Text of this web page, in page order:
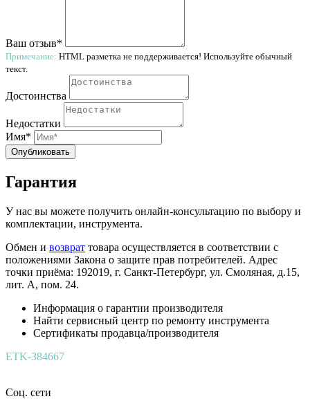
Ваш отзыв*
Примечание: HTML разметка не поддерживается! Используйте обычный
текст.
Достоинства
Недостатки
Имя*
Опубликовать
Гарантия
У нас вы можете получить онлайн-консультацию по выбору и
комплектации, инструмента.
Обмен и возврат товара осуществляется в соответствии с
положениями Закона о защите прав потребителей. Адрес
точки приёма: 192019, г. Санкт-Петербург, ул. Смоляная, д.15,
лит. А, пом. 24.
Информация о гарантии производителя
Найти сервисный центр по ремонту инструмента
Сертификаты продавца/производителя
ETK-384667
Соц. сети